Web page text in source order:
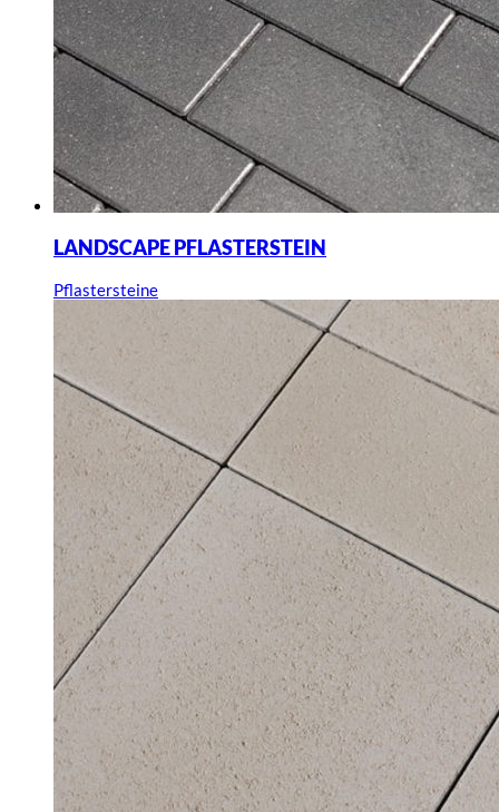
LANDSCAPE PFLASTERSTEIN
Pflastersteine